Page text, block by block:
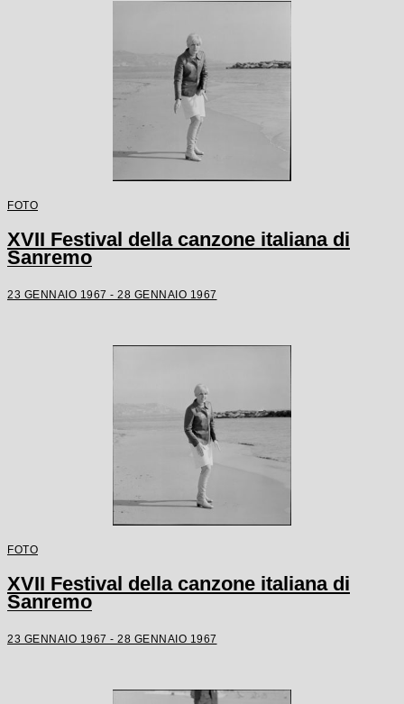
FOTO
XVII Festival della canzone italiana di
Sanremo
23 GENNAIO 1967 - 28 GENNAIO 1967
FOTO
XVII Festival della canzone italiana di
Sanremo
23 GENNAIO 1967 - 28 GENNAIO 1967